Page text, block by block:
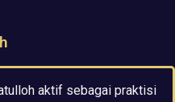
aktif sebagai praktisi